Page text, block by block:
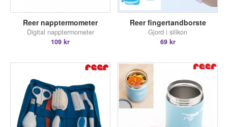
Reer napptermometer
Digital napptermometer
109 kr
Reer fingertandborste
Gjord i silikon
69 kr